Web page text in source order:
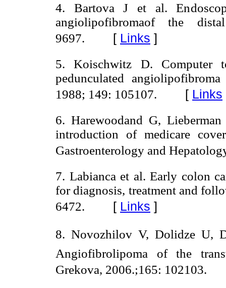
4. Bartova J et al.
angiolipofibromaof the
9697. [ Links ]
5. Koischwitz D. Computer
pedunculated
1988; 149: 105107. [ Links
6. Harewoodand G,
introduction of medicare
Gastroenterology and
7. Labianca et al. Early colon
for diagnosis, treatment and
6472. [ Links ]
8. Novozhilov V, Dolidze U,
Angiofibrolipoma of the
Grekova, 2006.;165: 102103.